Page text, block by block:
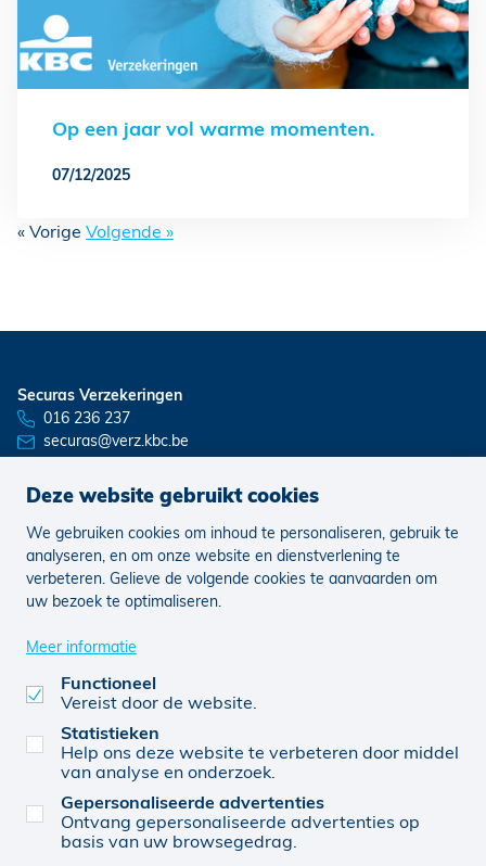
Op een jaar vol warme momenten.
07/12/2025
« Vorige Volgende »
Securas Verzekeringen
016 236 237
securas@verz.kbc.be
Nieuws Vacatures
0807846286 © KBC 2026
Securas BV (0807846286), verbonden agent, van
KBC Verzekeringen nv, Professor Roger Van
Deze website gebruikt cookies
We gebruiken cookies om inhoud te personaliseren, gebruik te
analyseren, en om onze website en dienstverlening te
verbeteren. Gelieve de volgende cookies te aanvaarden om
uw bezoek te optimaliseren.
Meer informatie
Functioneel
Vereist door de website.
Statistieken
Help ons deze website te verbeteren door middel
van analyse en onderzoek.
Gepersonaliseerde advertenties
Ontvang gepersonaliseerde advertenties op
basis van uw browsegedrag.